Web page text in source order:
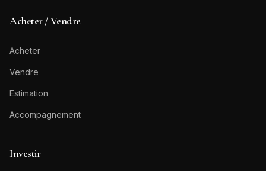
Acheter / Vendre
Acheter
Vendre
Estimation
Accompagnement
Investir